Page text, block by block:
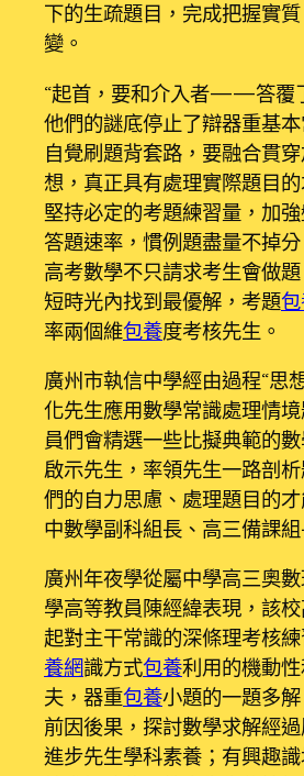
下的生疏題目，完成把握實
變。
“起首，要和介入者——答覆
他們的謎底停止了辯器重基
自覺刷題背套路，要融合貫
想，真正具有處理實際題目
堅持必定的考題練習量，加
答題速率，慣例題盡量不掉分
高考數學不只請求考生會做
短時光內找到最優解，考題
率兩個維包養度考核先生。
廣州市執信中學經由過程“思
化先生應用數學常識處理情
員們會精選一些比擬典範的
啟示先生，率領先生一路剖
們的自力思慮、處理題目的
中數學副科組長、高三備課組
廣州年夜學從屬中學高三奧
學高等教員陳經緯表現，該
起對主干常識的深條理考核
養網識方式包養利用的機動
夫，器重包養小題的一題多
前因後果，探討數學求解經過
進步先生學科素養；有興趣